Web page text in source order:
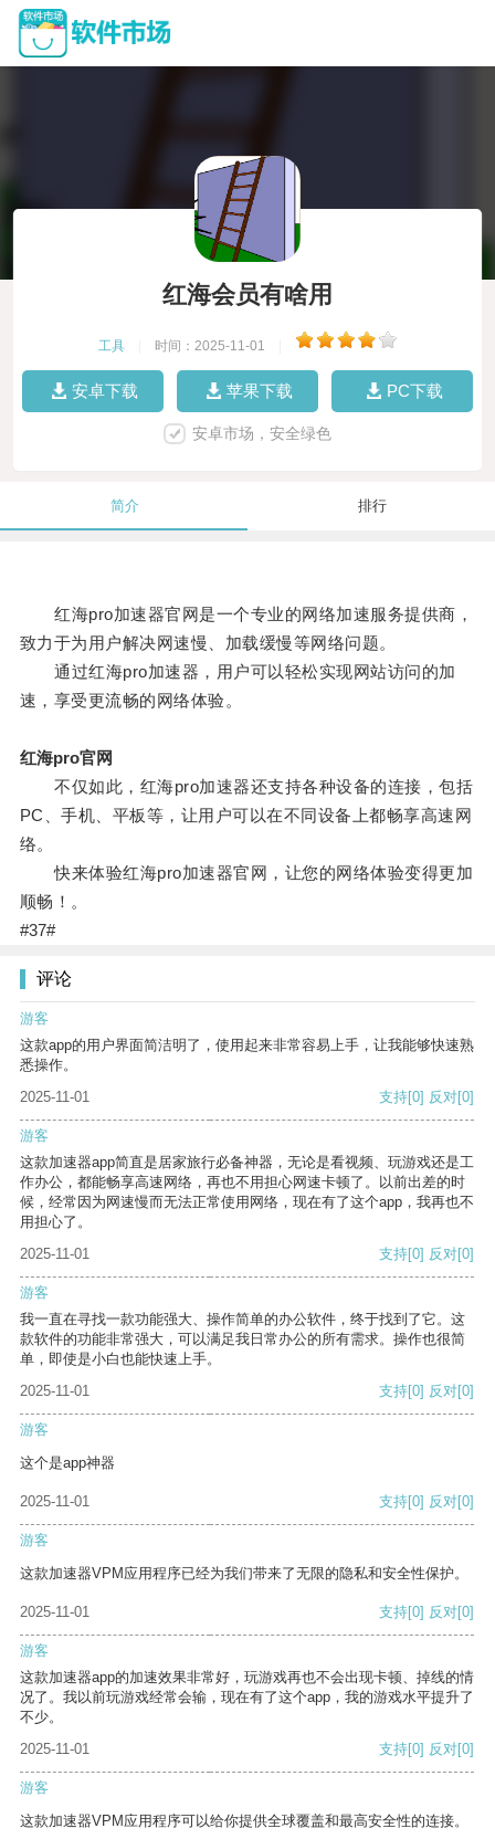
红海会员有啥用
工具 时间：2025-11-01
安卓下载 苹果下载 PC下载
安卓市场，安全绿色
简介 排行
红海pro加速器官网是一个专业的网络加速服务提供商，
致力于为用户解决网速慢、加载缓慢等网络问题。
通过红海pro加速器，用户可以轻松实现网站访问的加
速，享受更流畅的网络体验。
红海pro官网
不仅如此，红海pro加速器还支持各种设备的连接，包括
PC、手机、平板等，让用户可以在不同设备上都畅享高速网
络。
快来体验红海pro加速器官网，让您的网络体验变得更加
顺畅！。
#37#
评论
游客
这款app的用户界面简洁明了，使用起来非常容易上手，让我能够快速熟
悉操作。
2025-11-01
支持[0] 反对[0]
游客
这款加速器app简直是居家旅行必备神器，无论是看视频、玩游戏还是工
作办公，都能畅享高速网络，再也不用担心网速卡顿了。以前出差的时
候，经常因为网速慢而无法正常使用网络，现在有了这个app，我再也不
用担心了。
2025-11-01
支持[0] 反对[0]
游客
我一直在寻找一款功能强大、操作简单的办公软件，终于找到了它。这
款软件的功能非常强大，可以满足我日常办公的所有需求。操作也很简
单，即使是小白也能快速上手。
2025-11-01
支持[0] 反对[0]
游客
这个是app神器
2025-11-01 支持[0] 反对[0]
游客
这款加速器VPM应用程序已经为我们带来了无限的隐私和安全性保护。
2025-11-01 支持[0] 反对[0]
游客
这款加速器app的加速效果非常好，玩游戏再也不会出现卡顿、掉线的情
况了。我以前玩游戏经常会输，现在有了这个app，我的游戏水平提升了
不少。
2025-11-01
支持[0] 反对[0]
游客
这款加速器VPM应用程序可以给你提供全球覆盖和最高安全性的连接。